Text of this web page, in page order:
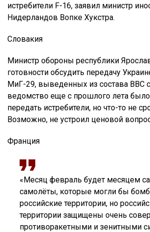
истребители F-16, заявил министр
Нидерландов Вопке Хукстра.
Словакия
Министр обороны республики
готовности обсудить передачу
МиГ-29, выведенных из состава ВВС
ведомство еще с прошлого лета
передать истребители, но что-то не
Возможно, не устроил ценовой
Франция
«Месяц февраль будет месяцем
самолёты, которые могли бы
российские территории, но
территории защищены очень
противоракетными и зенитными